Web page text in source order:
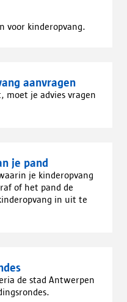
voor kinderopvang.
aanvragen
moet je advies vragen
je pand
je kinderopvang
of het pand de
in uit te
de stad Antwerpen